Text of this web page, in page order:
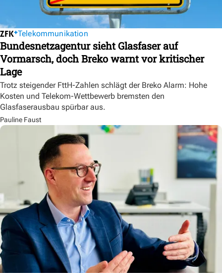
Telekommunikation
Bundesnetzagentur sieht Glasfaser auf
Vormarsch, doch Breko warnt vor kritischer
Lage
Trotz steigender FttH-Zahlen schlägt der Breko Alarm: Hohe
Kosten und Telekom-Wettbewerb bremsten den
Glasfaserausbau spürbar aus.
Pauline Faust